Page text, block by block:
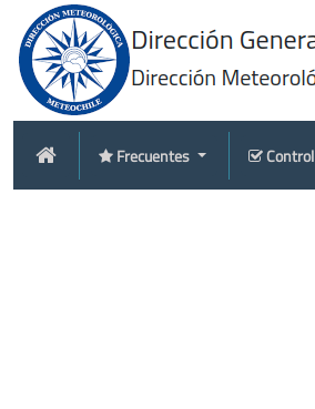
Frecuentes Control